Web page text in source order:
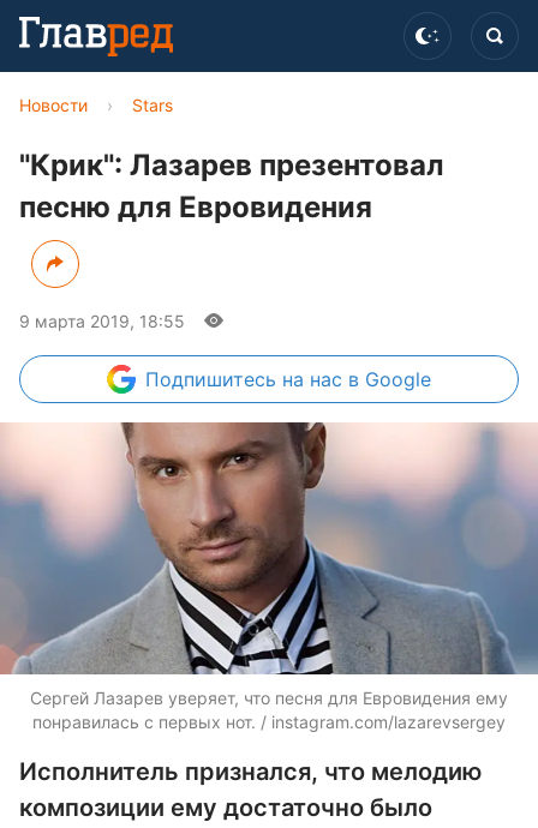
Новости › Stars
"Крик": Лазарев презентовал
песню для Евровидения
9 марта 2019, 18:55
Подпишитесь на нас в Google
Сергей Лазарев уверяет, что песня для Евровидения ему
понравилась с первых нот. / instagram.com/lazarevsergey
Исполнитель признался, что мелодию
композиции ему достаточно было